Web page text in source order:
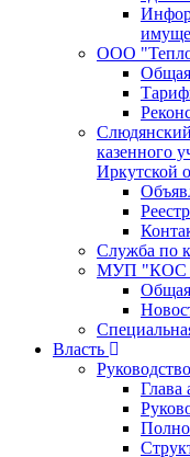
ООО
Слюдянский
казенного
Иркутской
Служба по
МУП "КОС
Власть
Глава